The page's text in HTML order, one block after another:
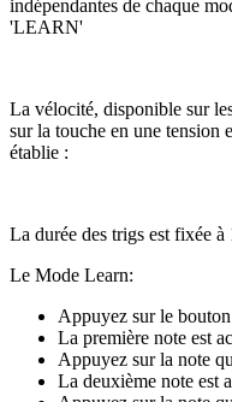
indépendantes de chaque
'LEARN'
La vélocité, disponible sur
sur la touche en une tension
établie :
La durée des trigs est fixée à
Le Mode Learn:
Appuyez sur le
La première note est
Appuyez sur la note
La deuxième note est